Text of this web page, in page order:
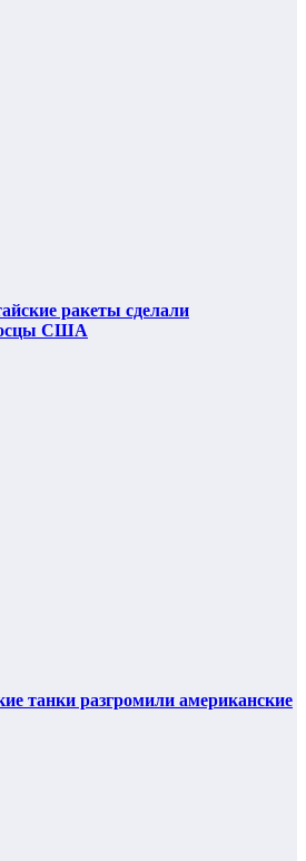
ракеты сделали
США
танки разгромили американские